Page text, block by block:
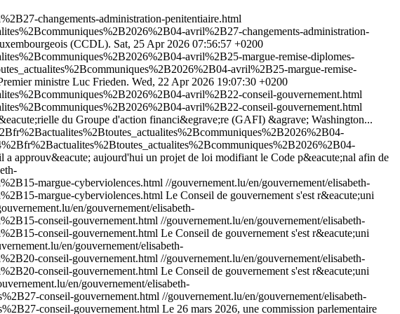
changements-administration-penitentiaire.html
avril%2B27-changements-administration-
(CCDL). Sat, 25 Apr 2026 07:56:57 +0200
avril%2B25-margue-remise-diplomes-
avril%2B25-margue-remise-
ministre Luc Frieden. Wed, 22 Apr 2026 19:07:30 +0200
avril%2B22-conseil-gouvernement.html
avril%2B22-conseil-gouvernement.html
du Groupe d'action financi&egrave;re (GAFI) &agrave; Washington...
approuv&eacute; aujourd'hui un projet de loi modifiant le Code p&eacute;nal afin de
margue-cyberviolences.html //gouvernement.lu/en/gouvernement/elisabeth-
margue-cyberviolences.html Le Conseil de gouvernement s'est r&eacute;uni
en/gouvernement/elisabeth-
conseil-gouvernement.html //gouvernement.lu/en/gouvernement/elisabeth-
conseil-gouvernement.html Le Conseil de gouvernement s'est r&eacute;uni
en/gouvernement/elisabeth-
conseil-gouvernement.html //gouvernement.lu/en/gouvernement/elisabeth-
conseil-gouvernement.html Le Conseil de gouvernement s'est r&eacute;uni
en/gouvernement/elisabeth-
conseil-gouvernement.html //gouvernement.lu/en/gouvernement/elisabeth-
conseil-gouvernement.html Le 26 mars 2026, une commission parlementaire